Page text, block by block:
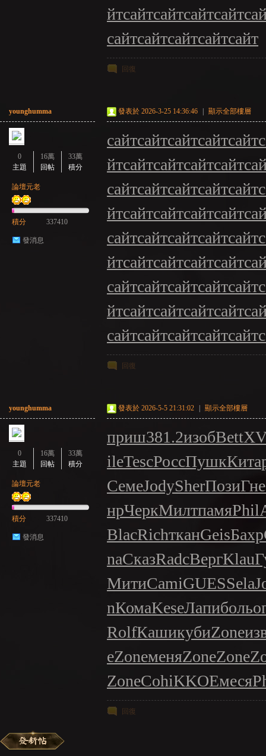
йтсайтсайтсайтсайт
сайтсайтсайтсайтсайт
回復
younghumma
0
主題
16萬
回帖
33萬
積分
論壇元老
積分 337410
發消息
發表於 2026-3-25 14:36:46 顯示全部樓層
сайтсайтсайтсайтсайт
йтсайтсайтсайтсайт
сайтсайтсайтсайтсайт
йтсайтсайтсайтсайт
сайтсайтсайтсайтсайт
йтсайтсайтсайтсайт
сайтсайтсайтсайтсайт
йтсайтсайтсайтсайт
сайтсайтсайтсайтсайт
回復
younghumma
0
主題
16萬
回帖
33萬
積分
論壇元老
積分 337410
發消息
發表於 2026-5-5 21:31:02 顯示全部樓層
приш381.2изобBett
ileTescРоссПушкКита
СемеJodySherПози
нрЧеркМилтпамяPhil
BlacRichтканGeisБахр
naСказRadcВергKlau
МитиCamiGUESSela
nКомаKeseЛапиболь
RolfКашикубиZone
eZoneменяZoneZone
ZoneCohiKKOEмеся
回復